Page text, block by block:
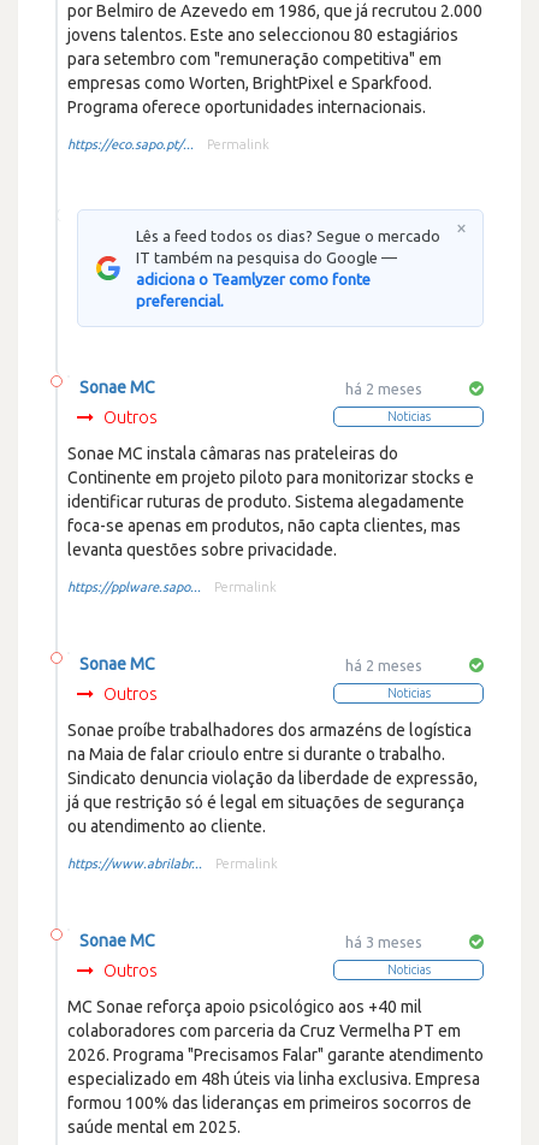
por Belmiro de Azevedo em 1986, que já recrutou 2.000
jovens talentos. Este ano seleccionou 80 estagiários
para setembro com "remuneração competitiva" em
empresas como Worten, BrightPixel e Sparkfood.
Programa oferece oportunidades internacionais.
https://eco.sapo.pt/... Permalink
Lês a feed todos os dias? Segue o mercado
IT também na pesquisa do Google —
adiciona o Teamlyzer como fonte
preferencial.
×
há 2 meses
Noticias
Sonae MC
Outros
Sonae MC instala câmaras nas prateleiras do
Continente em projeto piloto para monitorizar stocks e
identificar ruturas de produto. Sistema alegadamente
foca-se apenas em produtos, não capta clientes, mas
levanta questões sobre privacidade.
https://pplware.sapo... Permalink
há 2 meses
Noticias
Sonae MC
Outros
Sonae proíbe trabalhadores dos armazéns de logística
na Maia de falar crioulo entre si durante o trabalho.
Sindicato denuncia violação da liberdade de expressão,
já que restrição só é legal em situações de segurança
ou atendimento ao cliente.
https://www.abrilabr... Permalink
há 3 meses
Noticias
Sonae MC
Outros
MC Sonae reforça apoio psicológico aos +40 mil
colaboradores com parceria da Cruz Vermelha PT em
2026. Programa "Precisamos Falar" garante atendimento
especializado em 48h úteis via linha exclusiva. Empresa
formou 100% das lideranças em primeiros socorros de
saúde mental em 2025.